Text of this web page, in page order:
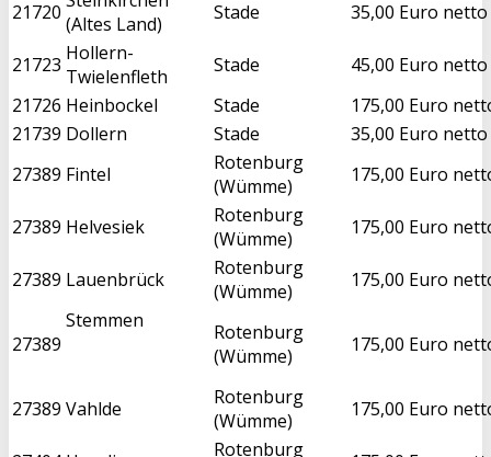
21720 (Altes Land)
Stade 35,00 Euro netto
21723 Hollern-
Twielenfleth
Stade
45,00 Euro netto
21726 Heinbockel Stade
175,00 Euro
21739 Dollern Stade
35,00 Euro netto
27389 Fintel
Rotenburg
(Wümme)
175,00 Euro
27389 Helvesiek
Rotenburg
(Wümme)
175,00 Euro
27389 Lauenbrück
Rotenburg
(Wümme)
175,00 Euro
27389
Stemmen
Rotenburg
(Wümme)
175,00 Euro
27389 Vahlde
Rotenburg
(Wümme)
175,00 Euro
Rotenburg